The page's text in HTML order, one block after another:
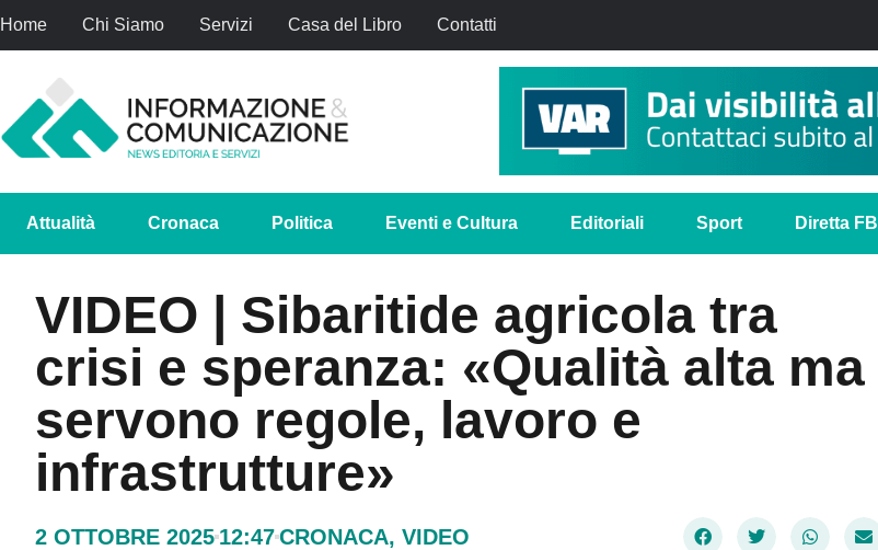
Home Chi Siamo Servizi Casa del Libro Contatti
Attualità Cronaca Politica Eventi e Cultura Editoriali Sport Diretta FB
VIDEO | Sibaritide agricola tra
crisi e speranza: «Qualità alta ma
servono regole, lavoro e
infrastrutture»
2 OTTOBRE 2025 12:47CRONACA, VIDEO